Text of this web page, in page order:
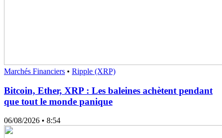
Marchés Financiers • Ripple (XRP)
Bitcoin, Ether, XRP : Les baleines achètent pendant
que tout le monde panique
06/08/2026 • 8:54